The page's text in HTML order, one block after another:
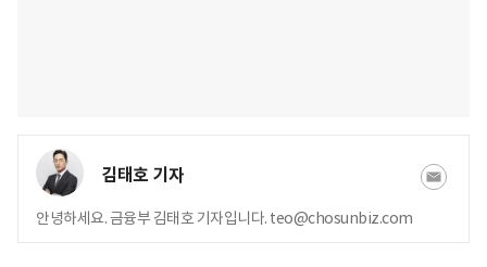
김태호 기자
안녕하세요. 금융부 김태호 기자입니다. teo@chosunbiz.com